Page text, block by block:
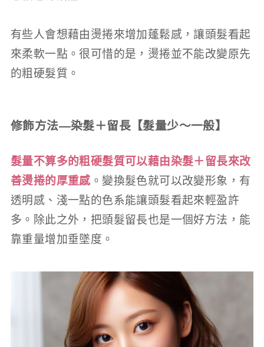
有些人會想藉由燙捲來增加蓬鬆感，讓頭髮看起
來柔軟一點。很可惜的是，燙捲並不能改變原先
的粗硬髮質。
修飾方法—染髮＋留長【髮量少～一般】
髮量不算多的粗硬髮質可以藉由染髮＋留長來改
善燙捲的厚重感 。變換髮色就可以改變形象，有
透明感、淺一點的色系能讓頭髮看起來輕盈許
多。除此之外，把頭髮留長也是一個好方法，能
靠重量增加垂墜度。